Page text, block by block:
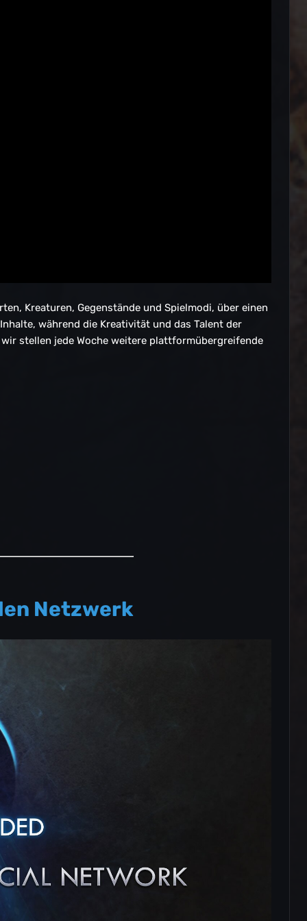
Kreaturen, Gegenstände und Spielmodi, über einen
während die Kreativität und das Talent der
stellen jede Woche weitere plattformübergreifende
Netzwerk